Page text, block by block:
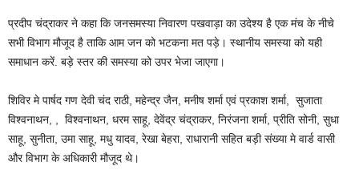
प्रदीप चंद्राकर ने कहा कि जनसमस्या निवारण पखवाड़ा का उदेश्य है एक मंच के नीचे
सभी विभाग मौजूद है ताकि आम जन को भटकना मत पड़े। स्थानीय समस्या को यही
समाधान करें. बड़े स्तर की समस्या को उपर भेजा जाएगा।
शिविर मे पार्षद गण देवी चंद राठी, महेन्द्र जैन, मनीष शर्मा एवं प्रकाश शर्मा, सुजाता
विश्वनाथन, , विश्वनाथन, धरम साहू, देवेंद्र चंद्राकर, निरंजना शर्मा, प्रीति सोनी, सुधा
साहू, सुनीता, उमा साहू, मधु यादव, रेखा बेहरा, राधारानी सहित बड़ी संख्या मे वार्ड वासी
और विभाग के अधिकारी मौजूद थे।